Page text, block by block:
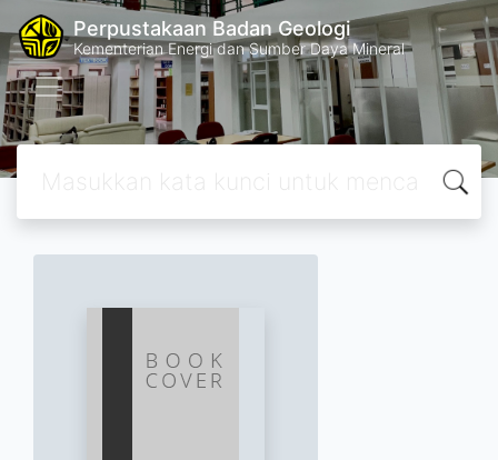
Perpustakaan Badan Geologi
Kementerian Energi dan Sumber Daya Mineral